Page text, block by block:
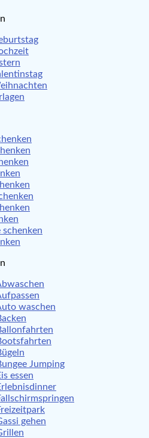
schenken
waschen
Jumping
essen
gehen